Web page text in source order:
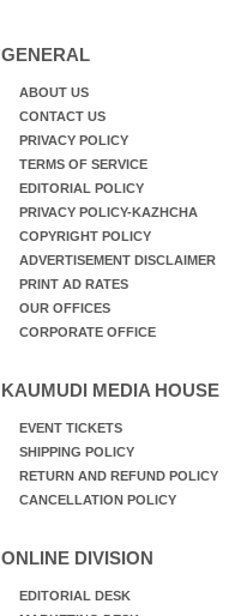
GENERAL
ABOUT US
CONTACT US
PRIVACY POLICY
TERMS OF SERVICE
EDITORIAL POLICY
PRIVACY POLICY-KAZHCHA
COPYRIGHT POLICY
ADVERTISEMENT DISCLAIMER
PRINT AD RATES
OUR OFFICES
CORPORATE OFFICE
KAUMUDI MEDIA HOUSE
EVENT TICKETS
SHIPPING POLICY
RETURN AND REFUND POLICY
CANCELLATION POLICY
ONLINE DIVISION
EDITORIAL DESK